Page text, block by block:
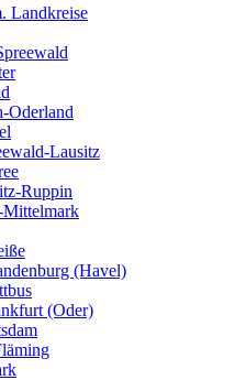
Landkreise
Oderland
Lausitz
Ruppin
Mittelmark
(Havel)
(Oder)